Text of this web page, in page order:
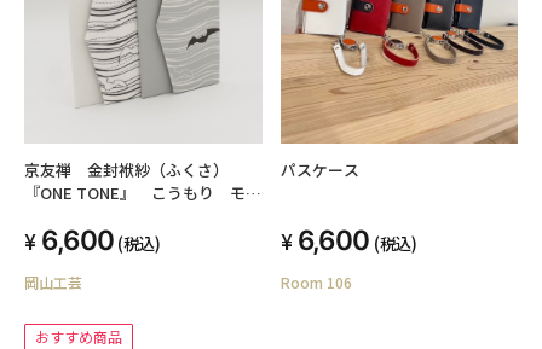
京友禅 金封袱紗（ふくさ）
『ONE TONE』 こうもり モノ
6,600 (税込)
岡山工芸
おすすめ商品
パスケース
6,600 (税込)
Room 106